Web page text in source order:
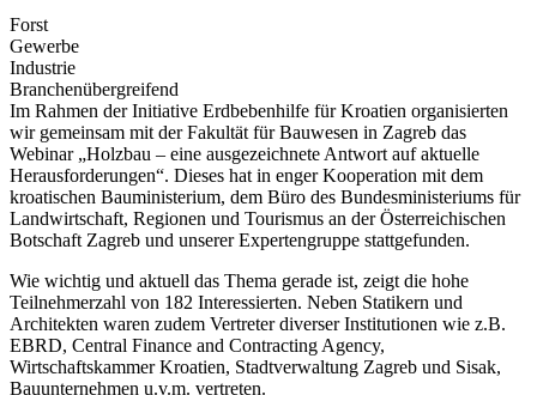
Forst
Gewerbe
Industrie
Branchenübergreifend
Im Rahmen der Initiative Erdbebenhilfe für Kroatien organisierten
wir gemeinsam mit der Fakultät für Bauwesen in Zagreb das
Webinar „Holzbau – eine ausgezeichnete Antwort auf aktuelle
Herausforderungen“. Dieses hat in enger Kooperation mit dem
kroatischen Bauministerium, dem Büro des Bundesministeriums für
Landwirtschaft, Regionen und Tourismus an der Österreichischen
Botschaft Zagreb und unserer Expertengruppe stattgefunden.
Wie wichtig und aktuell das Thema gerade ist, zeigt die hohe
Teilnehmerzahl von 182 Interessierten. Neben Statikern und
Architekten waren zudem Vertreter diverser Institutionen wie z.B.
EBRD, Central Finance and Contracting Agency,
Wirtschaftskammer Kroatien, Stadtverwaltung Zagreb und Sisak,
Bauunternehmen u.v.m. vertreten.